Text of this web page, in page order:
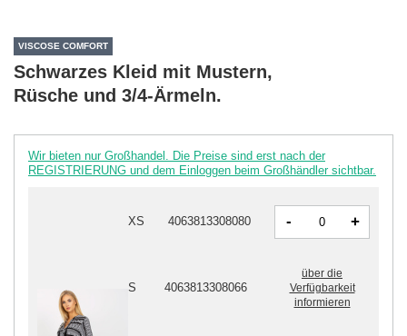
VISCOSE COMFORT
Schwarzes Kleid mit Mustern,
Rüsche und 3/4-Ärmeln.
Wir bieten nur Großhandel. Die Preise sind erst nach der
REGISTRIERUNG und dem Einloggen beim Großhändler sichtbar.
XS 4063813308080 - +
S 4063813308066
über die
Verfügbarkeit
informieren